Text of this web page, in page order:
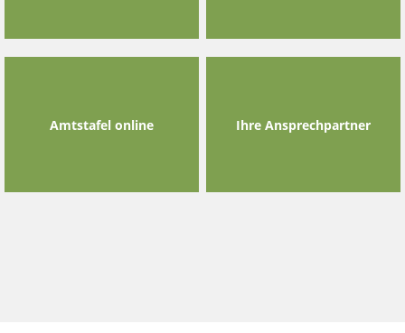
Amtstafel online Ihre Ansprechpartner